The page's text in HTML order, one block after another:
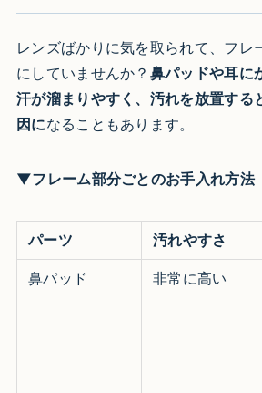
レンズばかりに気を取られて、フレ
にしていませんか？ 鼻パッドや耳に
汗が溜まりやすく、汚れを放置する
因になることもあります。
▼フレーム部分ごとのお手入れ方法
パーツ 汚れやすさ
鼻パッド 非常に高い